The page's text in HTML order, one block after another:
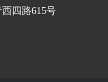
四路615号